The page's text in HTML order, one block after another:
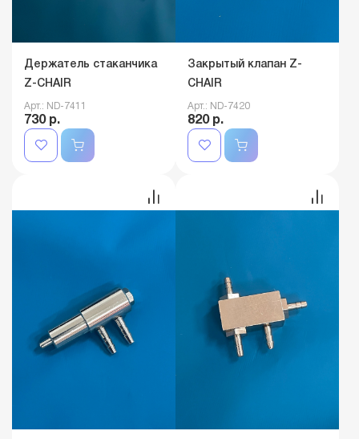
Держатель стаканчика
Z-CHAIR
Арт.: ND-7411
730 р.
Закрытый клапан Z-
CHAIR
Арт.: ND-7420
820 р.